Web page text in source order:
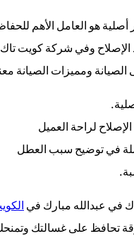
هو العامل الأهم
الإصلاح وفي شركة كويت تاك
ومميزات الصيانة
لراحة العميل
في توضيح سبب العطل
في عبدالله مبارك في
تحافظ على غسالتك